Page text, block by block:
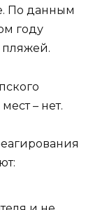
По данным
году
пляжей.
– нет.